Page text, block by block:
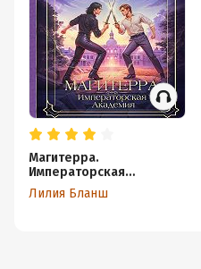
Магитерра.
Императорская
Академия
Лилия Бланш